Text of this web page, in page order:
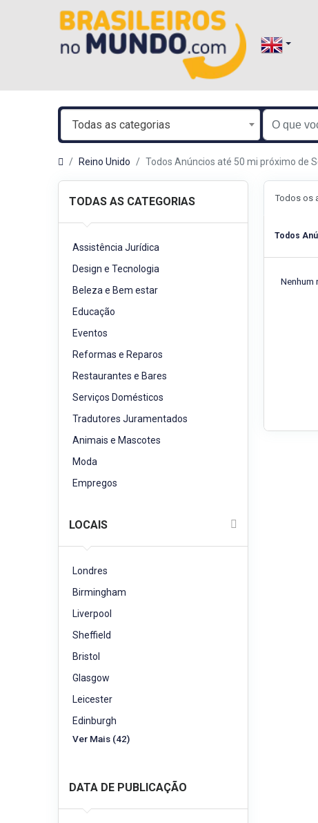
Todas as categorias
Reino Unido Todos Anúncios até 50 mi próximo de
TODAS AS CATEGORIAS
Assistência Jurídica
Design e Tecnologia
Beleza e Bem estar
Educação
Eventos
Reformas e Reparos
Restaurantes e Bares
Serviços Domésticos
Tradutores Juramentados
Animais e Mascotes
Moda
Empregos
LOCAIS
Londres
Birmingham
Liverpool
Sheffield
Bristol
Glasgow
Leicester
Edinburgh
Ver Mais (42)
DATA DE PUBLICAÇÃO
Todos os
Todos
Nenhum